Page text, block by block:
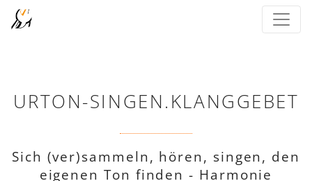
URTON-SINGEN.KLANGGEBET
Sich (ver)sammeln, hören, singen, den
eigenen Ton finden - Harmonie